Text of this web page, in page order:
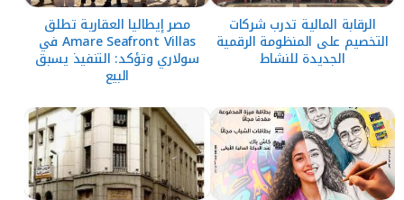
الرقابة المالية تدرب شركات
التخصيم على المنظومة الرقمية
الجديدة للنشاط
مصر إيطاليا العقارية تطلق
Amare Seafront Villas في
سولاري وتؤكد: التنفيذ يسبق
البيع